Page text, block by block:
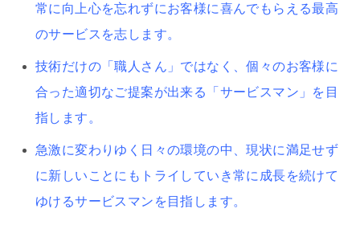
常に向上心を忘れずにお客様に喜んでもらえる最高
のサービスを志します。
技術だけの「職人さん」ではなく、個々のお客様に
合った適切なご提案が出来る「サービスマン」を目
指します。
急激に変わりゆく日々の環境の中、現状に満足せず
に新しいことにもトライしていき常に成長を続けて
ゆけるサービスマンを目指します。